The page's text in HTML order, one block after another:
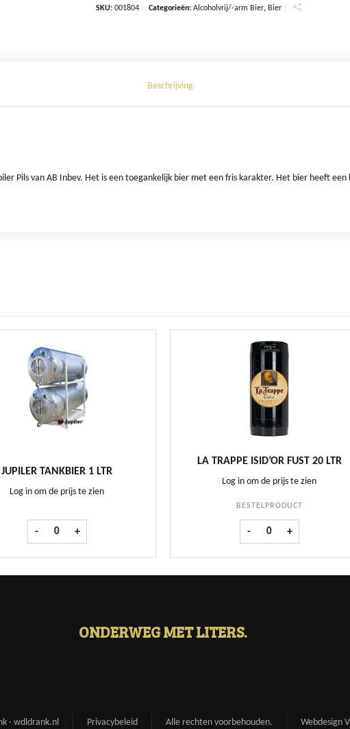
SKU:001804 Categorieën:Alcoholvrij/-arm Bier, Bier
Beschrijving
Pils van AB Inbev. Het is een toegankelijk bier met een fris karakter. Het bier heeft
JUPILER TANKBIER 1 LTR
Log in om de prijs te zien
- Jupiler Tankbier 1 ltr aantal
+
LA TRAPPE ISID’OR FUST 20 LTR
Log in om de prijs te zien
BESTELPRODUCT
- La Trappe Isid'or fust
+
ONDERWEG MET LITERS.
· wdldrank.nl Privacybeleid Alle rechten voorbehouden. Webdesign